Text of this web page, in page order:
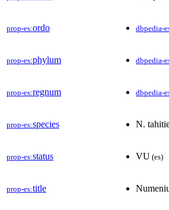
prop-es:ordo dbpedia-
prop-es:phylum dbpedia-
prop-es:regnum dbpedia-
prop-es:species N.
prop-es:status VU (es)
prop-es:title